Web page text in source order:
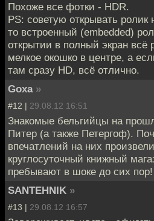
Похоже все фотки - HDR.
PS: советую открывать ролик
то встроенный (embedded)
открытии в полный экран всё
мелкое окошко в центре, а
там сразу HD, всё отлично.
Goxa »
#12 | 29.08.12 16:51
Знакомые бельгийцы на
Питер (а также Петергоф).
впечатлений на них
круглосуточный книжный
пребывают в шоке до сих пор!
SANTEHNIK »
#13 | 29.08.12 16:57